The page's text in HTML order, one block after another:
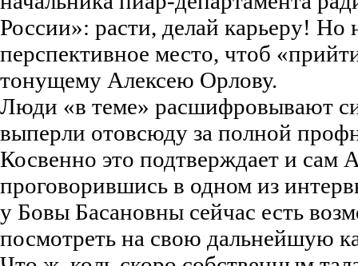
России»: расти, делай карьеру! Но
перспективное место, чтоб
тонущему Алексею Орлову.
Люди «в теме» расшифровывают
выперли отовсюду за полной
Косвенно это подтверждает и сам
проговорившись в одном из
у Бовы Басановны сейчас есть
посмотреть на свою дальнейшую